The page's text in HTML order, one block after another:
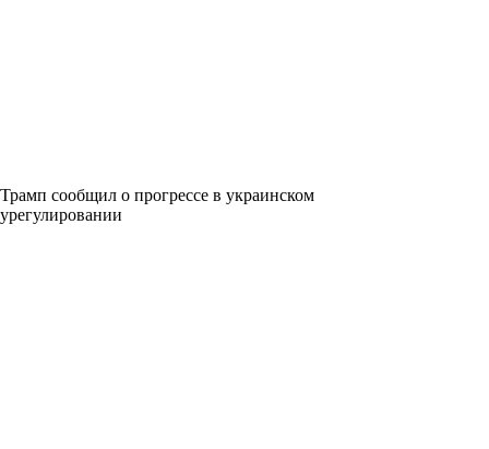
Трамп сообщил о прогрессе в украинском
урегулировании